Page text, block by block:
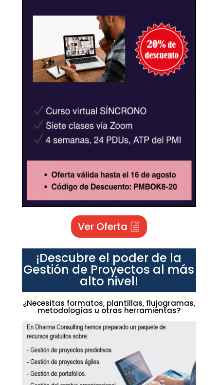
Ver Oferta
¡Descubre el poder de la
Gestión de Proyectos al más
alto nivel!
¿Necesitas formatos, plantillas, flujogramas,
metodologías u otras herramientas?